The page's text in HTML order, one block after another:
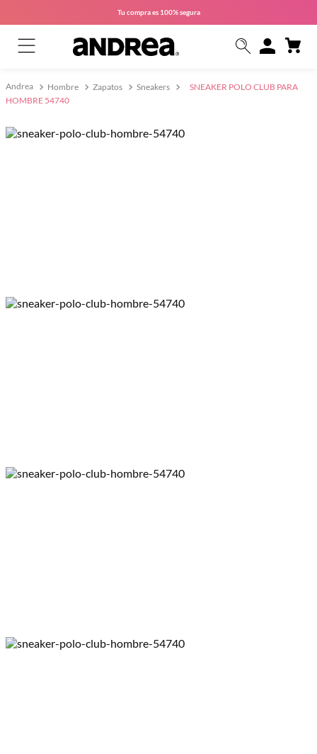
Tu compra es 100% segura
Hombre Zapatos Sneakers
SNEAKER POLO CLUB PARA
HOMBRE 54740